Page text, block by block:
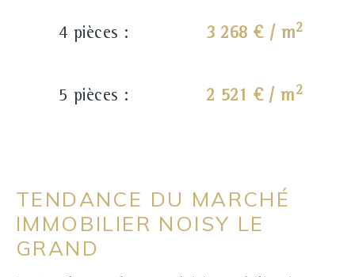
4 pièces : 3 268 € / m2
5 pièces : 2 521 € / m2
TENDANCE DU MARCHÉ
IMMOBILIER NOISY LE
GRAND